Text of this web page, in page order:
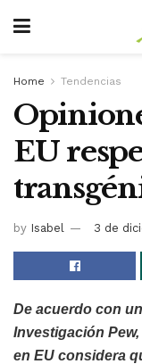
Home Tendencias
EU
by Isabel 3 de
De acuerdo con
Investigación
en EU considera